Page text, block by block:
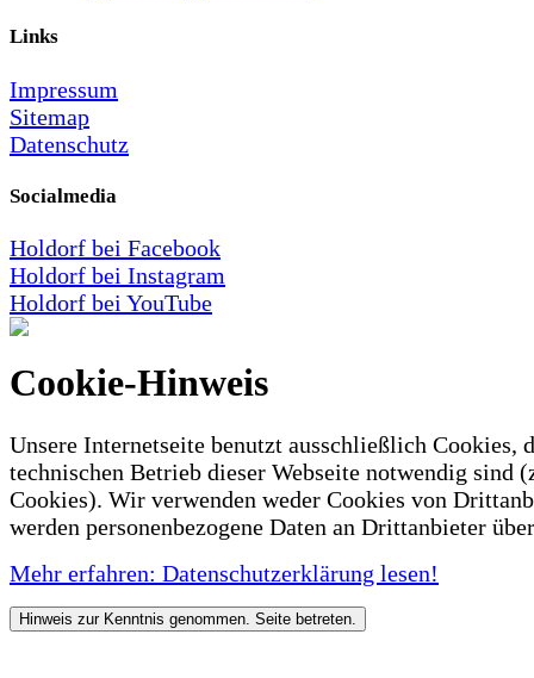
Links
Impressum
Sitemap
Datenschutz
Socialmedia
Holdorf bei Facebook
Holdorf bei Instagram
Holdorf bei YouTube
Cookie-Hinweis
Unsere Internetseite benutzt ausschließlich Cookies,
technischen Betrieb dieser Webseite notwendig sind
Cookies). Wir verwenden weder Cookies von
werden personenbezogene Daten an Drittanbieter
Mehr erfahren: Datenschutzerklärung lesen!
Hinweis zur Kenntnis genommen. Seite betreten.